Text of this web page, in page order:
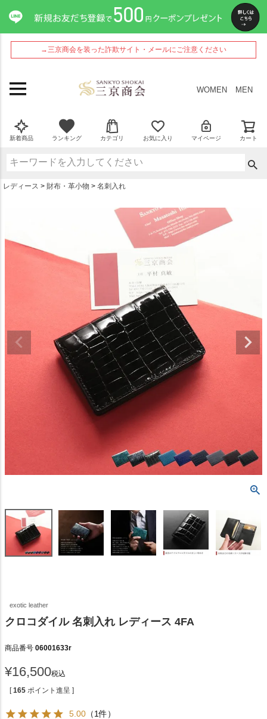
→三京商会を装った詐欺サイト・メールにご注意ください
WOMEN MEN
新着商品 ランキング カテゴリ お気に入り マイページ カート
レディース 財布・革小物 名刺入れ
exotic leather
クロコダイル 名刺入れ レディース 4FA
商品番号 06001633r
¥16,500税込
[ 165 ポイント進呈 ]
5.00 （1件）
ペー
ジト
ップ
へ